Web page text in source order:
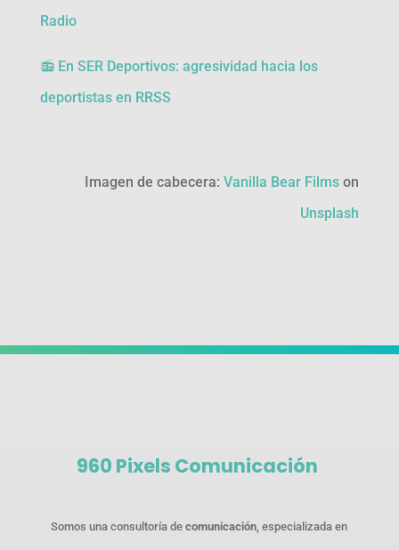
Radio
📻 En SER Deportivos: agresividad hacia los
deportistas en RRSS
Imagen de cabecera:Vanilla Bear Films on
Unsplash
960 Pixels Comunicación
Somos una consultoría decomunicación, especializada en